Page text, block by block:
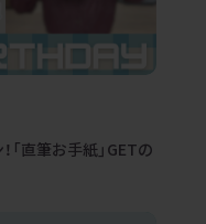
直筆お手紙」GETの